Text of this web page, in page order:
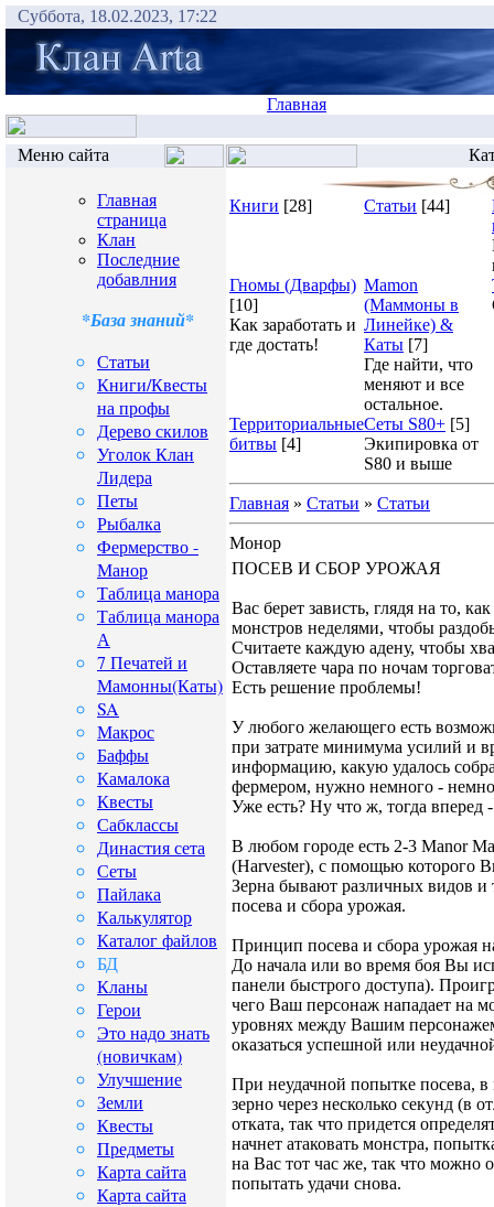
Суббота, 18.02.2023, 17:22
Главная
Меню сайта
Главная
страница
Клан
Последние
добавлния
*База знаний*
Статьи
Книги/Квесты
на профы
Дерево скилов
Уголок Клан
Лидера
Петы
Рыбалка
Фермерство -
Манор
Таблица манора
Таблица манора
А
7 Печатей и
Мамонны(Каты)
SA
Макрос
Баффы
Камалока
Квесты
Сабклассы
Династия сета
Сеты
Пайлака
Калькулятор
Каталог файлов
БД
Кланы
Герои
Это надо знать
(новичкам)
Улучшение
Земли
Квесты
Предметы
Карта сайта
Карта сайта
Книги [28] Статьи [44]
Гномы (Дварфы)
[10]
Как заработать и
где достать!
Mamon
(Маммоны в
Линейке) &
Каты [7]
Где найти, что
меняют и все
остальное.
Территориальные
битвы [4]
Сеты S80+ [5]
Экипировка от
S80 и выше
Главная » Статьи » Статьи
Монор
ПОСЕВ И СБОР УРОЖАЯ
Вас берет зависть, глядя на то,
монстров неделями, чтобы
Считаете каждую адену, чтобы
Оставляете чара по ночам
Есть решение проблемы!
У любого желающего есть
при затрате минимума усилий и
информацию, какую удалось
фермером, нужно немного -
Уже есть? Ну что ж, тогда вперед
В любом городе есть 2-3 Manor
(Harvester), с помощью которого
Зерна бывают различных видов и
посева и сбора урожая.
Принцип посева и сбора урожая
До начала или во время боя Вы
панели быстрого доступа).
чего Ваш персонаж нападает на
уровнях между Вашим
оказаться успешной или
При неудачной попытке посева,
зерно через несколько секунд (в
отката, так что придется
начнет атаковать монстра,
на Вас тот час же, так что можно
попытать удачи снова.